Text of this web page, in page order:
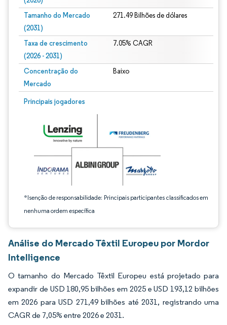
Tamanho do Mercado
(2031)
271.49 Bilhões de dólares
Taxa de crescimento
(2026 - 2031)
7.05% CAGR
Concentração do
Mercado
Baixo
Principais jogadores
*Isenção de responsabilidade: Principais participantes classificados em
nenhuma ordem específica
Imagem © Mordor Intelligence. O reuso requer atribuição conforme CC BY 4.0.
Análise do Mercado Têxtil Europeu por Mordor
Intelligence
O tamanho do Mercado Têxtil Europeu está projetado para
expandir de USD 180,95 bilhões em 2025 e USD 193,12 bilhões
em 2026 para USD 271,49 bilhões até 2031, registrando uma
CAGR de 7,05% entre 2026 e 2031.